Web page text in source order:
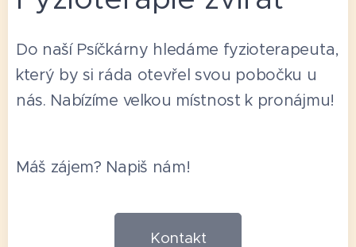
Do naší Psíčkárny hledáme fyzioterapeuta,
který by si ráda otevřel svou pobočku u
nás. Nabízíme velkou místnost k pronájmu!
Máš zájem? Napiš nám!
Kontakt